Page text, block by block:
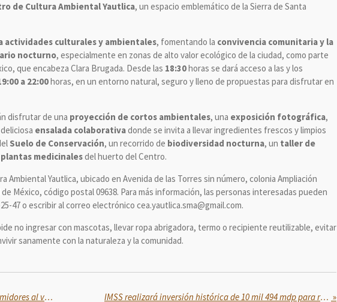
de Cultura Ambiental Yautlica, un espacio emblemático de la Sierra de Santa
actividades culturales y ambientales, fomentando la convivencia comunitaria y la
nocturno, especialmente en zonas de alto valor ecológico de la ciudad, como parte
que encabeza Clara Brugada. Desde las 18:30horas se dará acceso a las y los
a 22:00horas, en un entorno natural, seguro y lleno de propuestas para disfrutar en
disfrutar de una proyección de cortos ambientales, una exposición fotográfica,
ensalada colaborativadonde se invita a llevar ingredientes frescos y limpios
Suelo de Conservación, un recorrido de biodiversidad nocturna, un taller de
medicinalesdel huerto del Centro.
Ambiental Yautlica, ubicado en Avenida de las Torres sin número, colonia Ampliación
México, código postal 09638. Para más información, las personas interesadas pueden
47 o escribir al correo electrónico cea.yautlica.sma@gmail.com.
no ingresar con mascotas, llevar ropa abrigadora, termo o recipiente reutilizable, evitar
sanamente con la naturaleza y la comunidad.
Profeco protege los derechos de las y los consumidores al viajar en autobús o avión IMSS realizará inversión histórica de 10 mil 494 mdp para renovar equipo electromecánico a través del Plan 2025-2026 »